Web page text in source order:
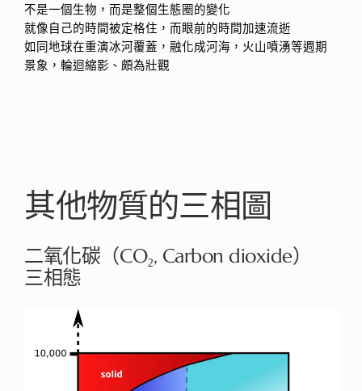
不是一個生物，而是整個生態圈的變化
就像自己的時間被定格住，而眼前的時間加速流逝
如同地球在重演冰河覆蓋，融化成河海，火山噴湧等週期
景象，輪迴縮影、頗為壯觀
其他物質的三相圖
二氧化碳（CO₂, Carbon dioxide）
三相態